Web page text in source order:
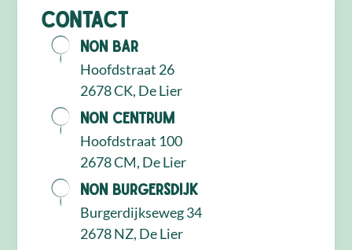
Contact
NON Bar
Hoofdstraat 26
2678 CK, De Lier
NON Centrum
Hoofdstraat 100
2678 CM, De Lier
NON Burgersdijk
Burgerdijkseweg 34
2678 NZ, De Lier